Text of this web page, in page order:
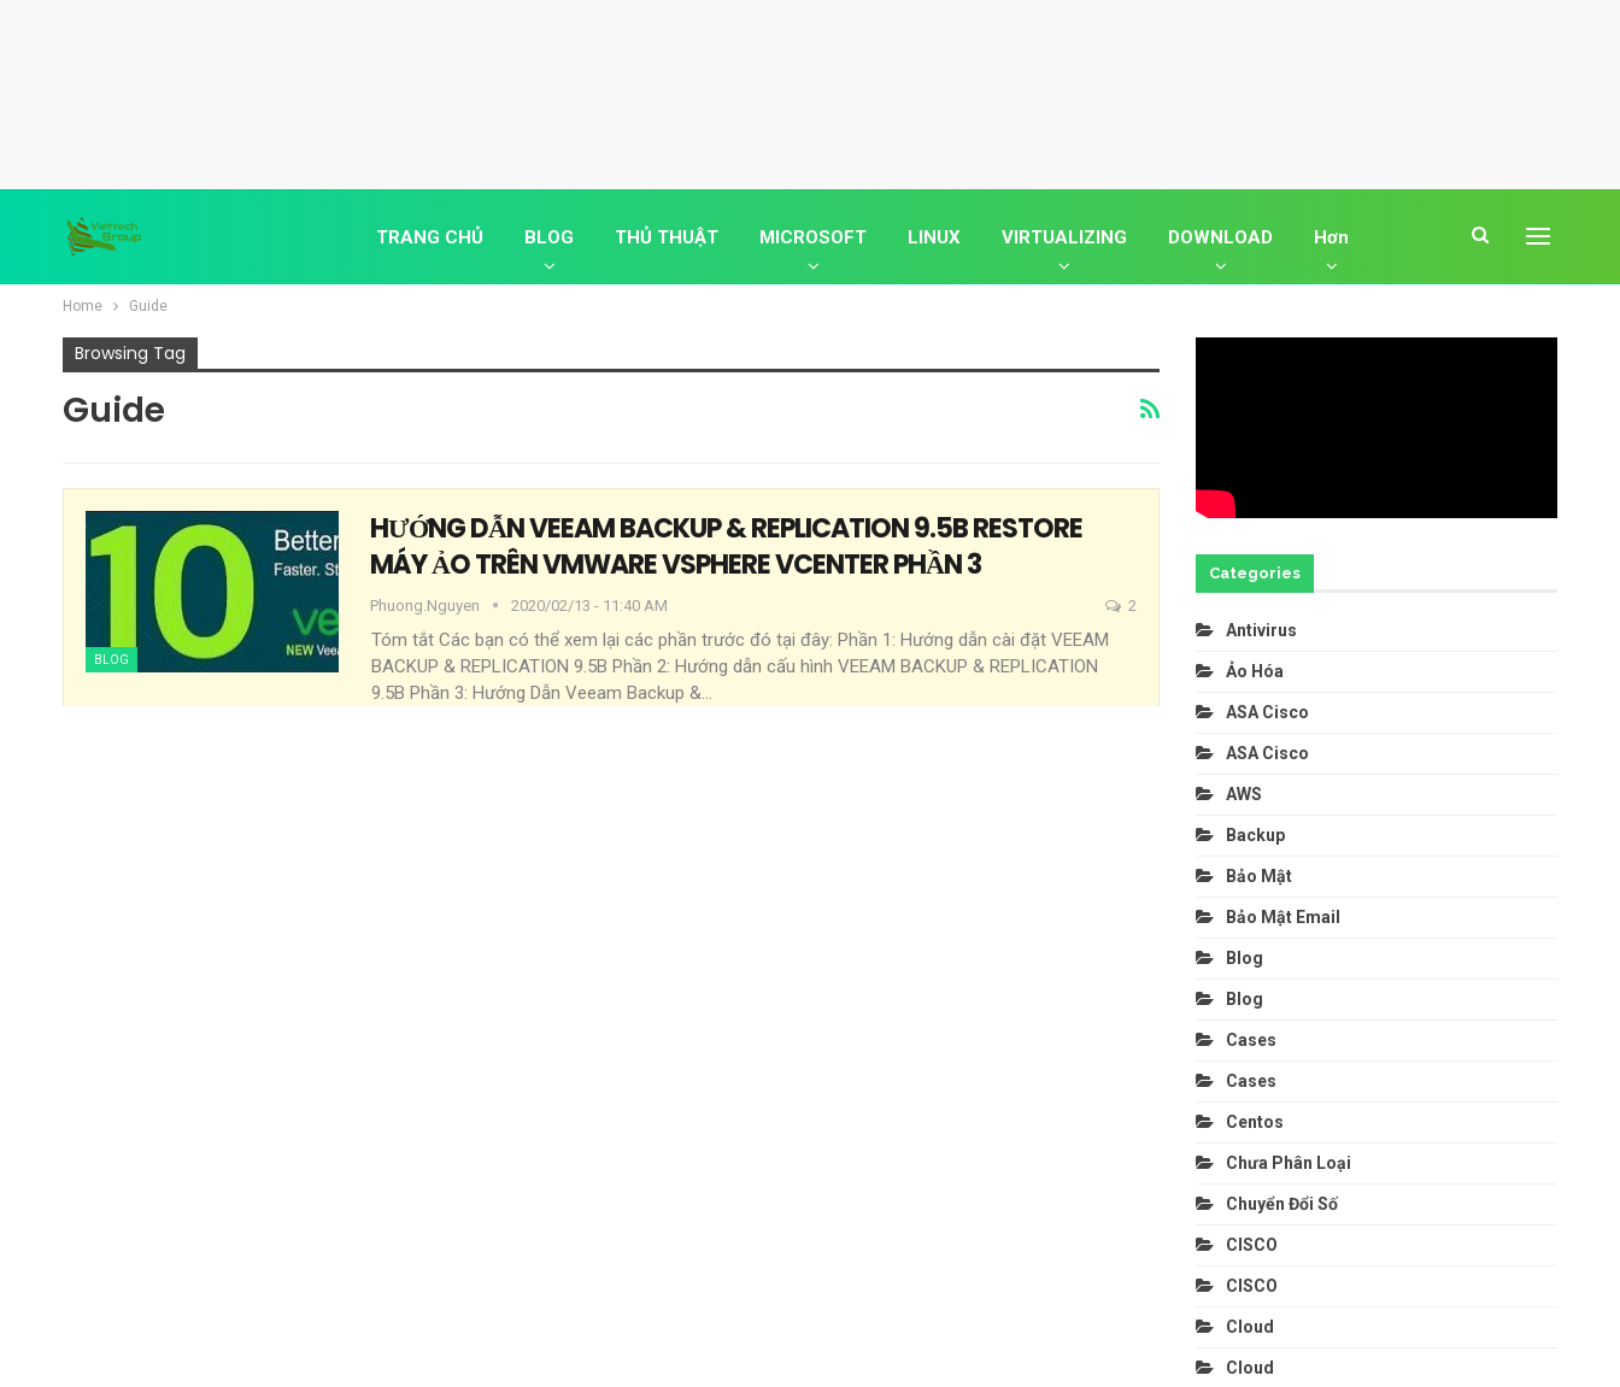
TRANG CHỦ BLOG THỦ THUẬT MICROSOFT LINUX VIRTUALIZING DOWNLOAD Hơn
Home Guide
Browsing Tag
Guide
BLOG
HƯỚNG DẪN VEEAM BACKUP & REPLICATION 9.5B RESTORE
MÁY ẢO TRÊN VMWARE VSPHERE VCENTER PHẦN 3
Phuong.nguyen 2020/02/13 - 11:40 AM 2
Tóm tắt Các bạn có thể xem lại các phần trước đó tại đây: Phần 1: Hướng dẫn cài đặt VEEAM
BACKUP & REPLICATION 9.5B Phần 2: Hướng dẫn cấu hình VEEAM BACKUP & REPLICATION
9.5B Phần 3: Hướng Dẫn Veeam Backup &…
Categories
Antivirus
Ảo Hóa
ASA Cisco
ASA Cisco
AWS
Backup
Bảo Mật
Bảo Mật Email
Blog
Blog
Cases
Cases
Centos
Chưa Phân Loại
Chuyển Đổi Số
CISCO
CISCO
Cloud
Cloud